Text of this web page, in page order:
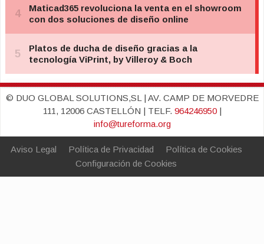
© DUO GLOBAL SOLUTIONS,SL | AV. CAMP DE MORVEDRE
111, 12006 CASTELLÓN | TELF. 964246950|
info@tureforma.org
Aviso Legal Política de Privacidad
Política de Cookies
Configuración de Cookies